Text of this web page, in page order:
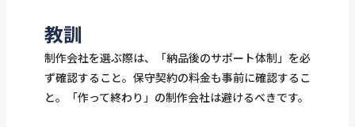
教訓
制作会社を選ぶ際は、「納品後のサポート体制」を必
ず確認すること。保守契約の料金も事前に確認するこ
と。「作って終わり」の制作会社は避けるべきです。